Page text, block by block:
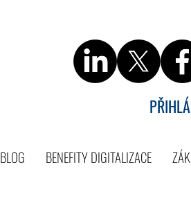
BLOG BENEFITY DIGITALIZACE